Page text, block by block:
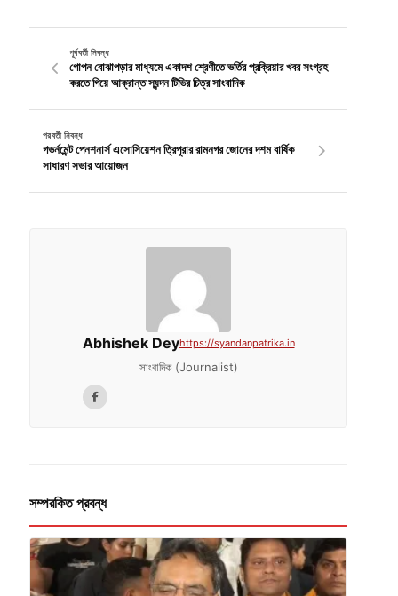
পূর্ববর্তী নিবন্ধ
গোপন বোঝাপড়ার মাধ্যমে একাদশ শ্রেণীতে ভর্তির প্রক্রিয়ার খবর সংগ্রহ
করতে গিয়ে আক্রান্ত স্যন্দন টিভির চিত্র সাংবাদিক
পরবর্তী নিবন্ধ
গভর্নমেন্ট পেনশনার্স এসোসিয়েশন ত্রিপুরার রামনগর জোনের দশম বার্ষিক
সাধারণ সভার আয়োজন
Abhishek Deyhttps://syandanpatrika.in
সাংবাদিক (Journalist)
সম্পরকিত প্রবন্ধ